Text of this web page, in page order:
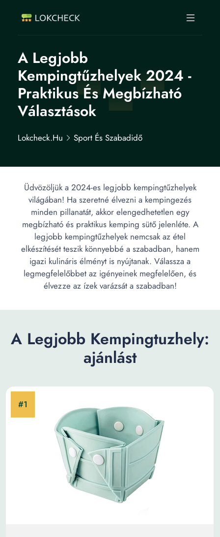
A Legjobb
Kempingtűzhelyek 2024 -
Praktikus És Megbízható
Választások
Lokcheck.hu Sport És Szabadidő
Üdvözöljük a 2024-es legjobb kempingtűzhelyek
világában! Ha szeretné élvezni a kempingezés
minden pillanatát, akkor elengedhetetlen egy
megbízható és praktikus kemping sütő jelenléte. A
legjobb kempingtűzhelyek nemcsak az étel
elkészítését teszik könnyebbé a szabadban, hanem
igazi kulináris élményt is nyújtanak. Válassza a
legmegfelelőbbet az igényeinek megfelelően, és
élvezze az ízek varázsát a szabadban!
A Legjobb Kempingtuzhely:
ajánlást